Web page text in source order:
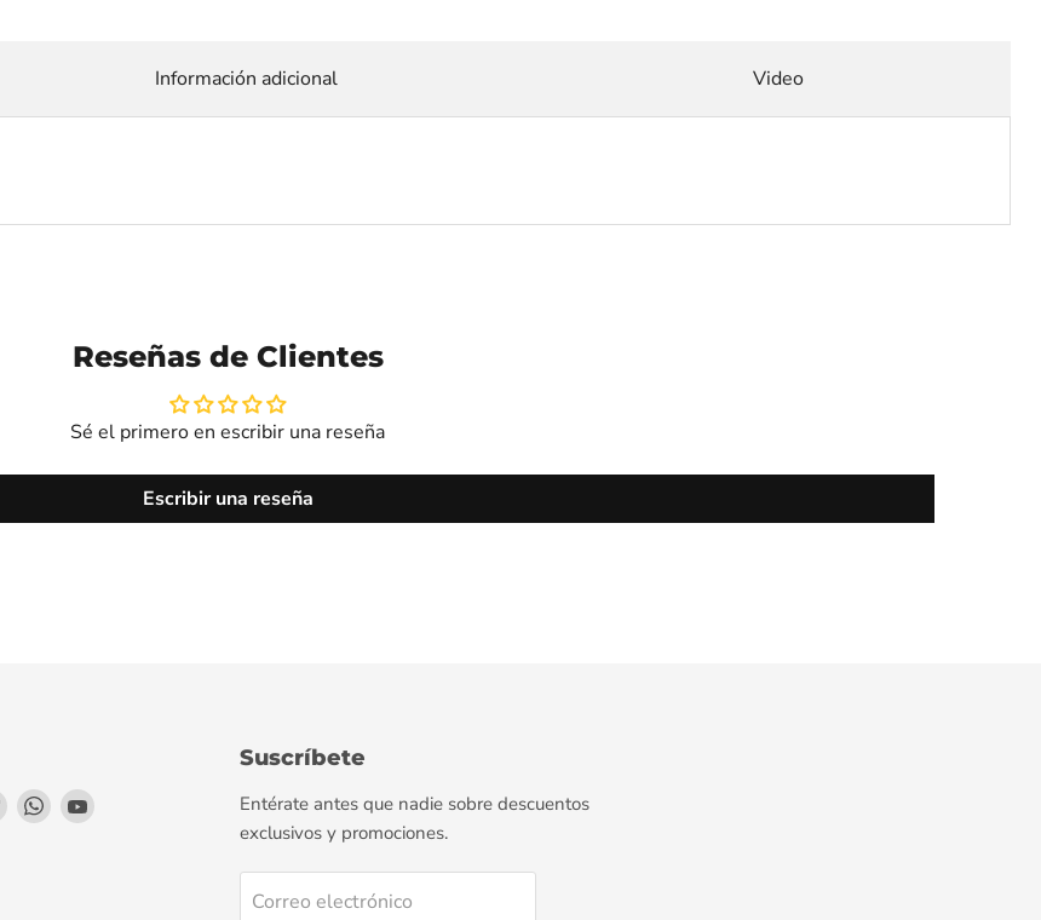
Información adicional Video
Reseñas de Clientes
Sé el primero en escribir una reseña
Escribir una reseña
Encuéntrenos
Encuéntrenos
Encuéntrenos
Suscríbete
Entérate antes que nadie sobre descuentos
exclusivos y promociones.
Correo electrónico